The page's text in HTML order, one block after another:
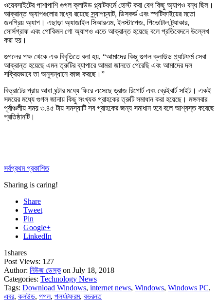
ওয়েবসাইটের পাশাপাশি গুগল ক্লাউড প্ল্যাটফর্মে হোস্ট করা বেশ কিছু অ্যাপও বন্ধ ছিল।
আক্রান্ত অ্যাপগুলোর মধ্যে রয়েছে স্ন্যাপচ্যাট, ডিসকর্ড এবং স্পটিফাইয়ের মতো
জনপ্রিয় অ্যাপ। এছাড়া অ্যাজাইল সিআরএম, ইনস্টাপেজ, পিভোটাল ট্র্যাকার,
সোর্সগ্রাফ এবং পোকিমন গো অ্যাপও এতে আক্রান্ত হয়েছে বলে প্রতিবেদনে উল্লেখ
করা হয়।
গুগলের পক্ষ থেকে এক বিবৃতিতে বলা হয়, “আমাদের কিছু গুগল ক্লাউড প্ল্যাটফর্ম সেবা
আক্রান্ত হয়েছে এমন ত্রুটির ব্যাপারে আমরা জানতে পেরেছি এবং আমাদের দল
সক্রিয়ভাবে তা অনুসন্ধানে কাজ করছে।”
বিভ্রাটের প্রায় আধা ঘন্টার মধ্যে ফিরে এসেছে ড্রাজ রিপোর্ট এবং ব্রেইবার্ট সাইট। একই
সময়ের মধ্যে গুগল জানায় কিছু সংখ্যক গ্রাহকের ত্রুটি সমাধান করা হয়েছে। মঙ্গলবার
পূর্বাঞ্চলীয় সময় ৩.৪৫ টায় সমস্যাটি সব গ্রাহকের জন্য সমাধান হবে বলে আশ্বস্ত করেছে
প্রতিষ্ঠানটি।
সর্বপ্রথম প্রকাশিত
Sharing is caring!
Share
Tweet
Pin
Google+
LinkedIn
1shares
Post Views: 127
Author: নিউজ ডেস্ক on July 18, 2018
Categories: Technology News
Tags: Download Windows, internet news, Windows, Windows PC,
এবর, কলউড, গগল, পলযটফরম, বভরনত